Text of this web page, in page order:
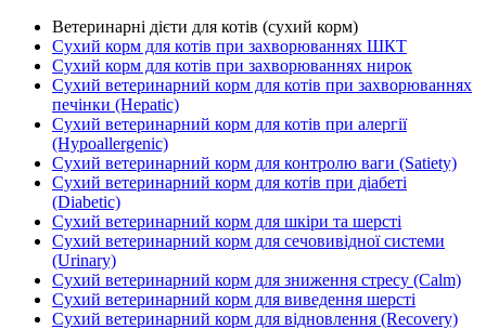
Ветеринарні дієти для котів (сухий корм)
Сухий корм для котів при захворюваннях ШКТ
Сухий корм для котів при захворюваннях нирок
Сухий ветеринарний корм для котів при захворюваннях
печінки (Hepatic)
Сухий ветеринарний корм для котів при алергії
(Hypoallergenic)
Сухий ветеринарний корм для контролю ваги (Satiety)
Сухий ветеринарний корм для котів при діабеті
(Diabetic)
Сухий ветеринарний корм для шкіри та шерсті
Сухий ветеринарний корм для сечовивідної системи
(Urinary)
Сухий ветеринарний корм для зниження стресу (Calm)
Сухий ветеринарний корм для виведення шерсті
Сухий ветеринарний корм для відновлення (Recovery)